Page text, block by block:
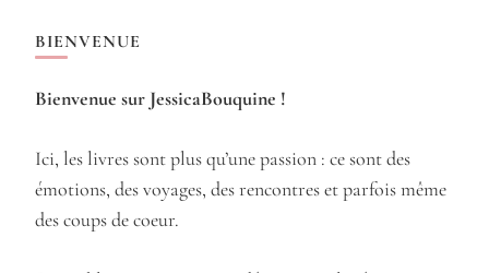
BIENVENUE
Bienvenue sur JessicaBouquine !
Ici, les livres sont plus qu’une passion : ce sont des
émotions, des voyages, des rencontres et parfois même
des coups de coeur.